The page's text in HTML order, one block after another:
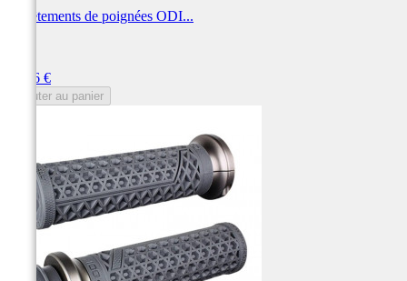
Revêtements de poignées ODI...
92,46 €
Ajouter au panier